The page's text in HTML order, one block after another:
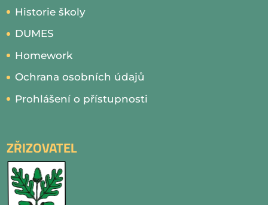
Historie školy
DUMES
Homework
Ochrana osobních údajů
Prohlášení o přístupnosti
ZŘIZOVATEL